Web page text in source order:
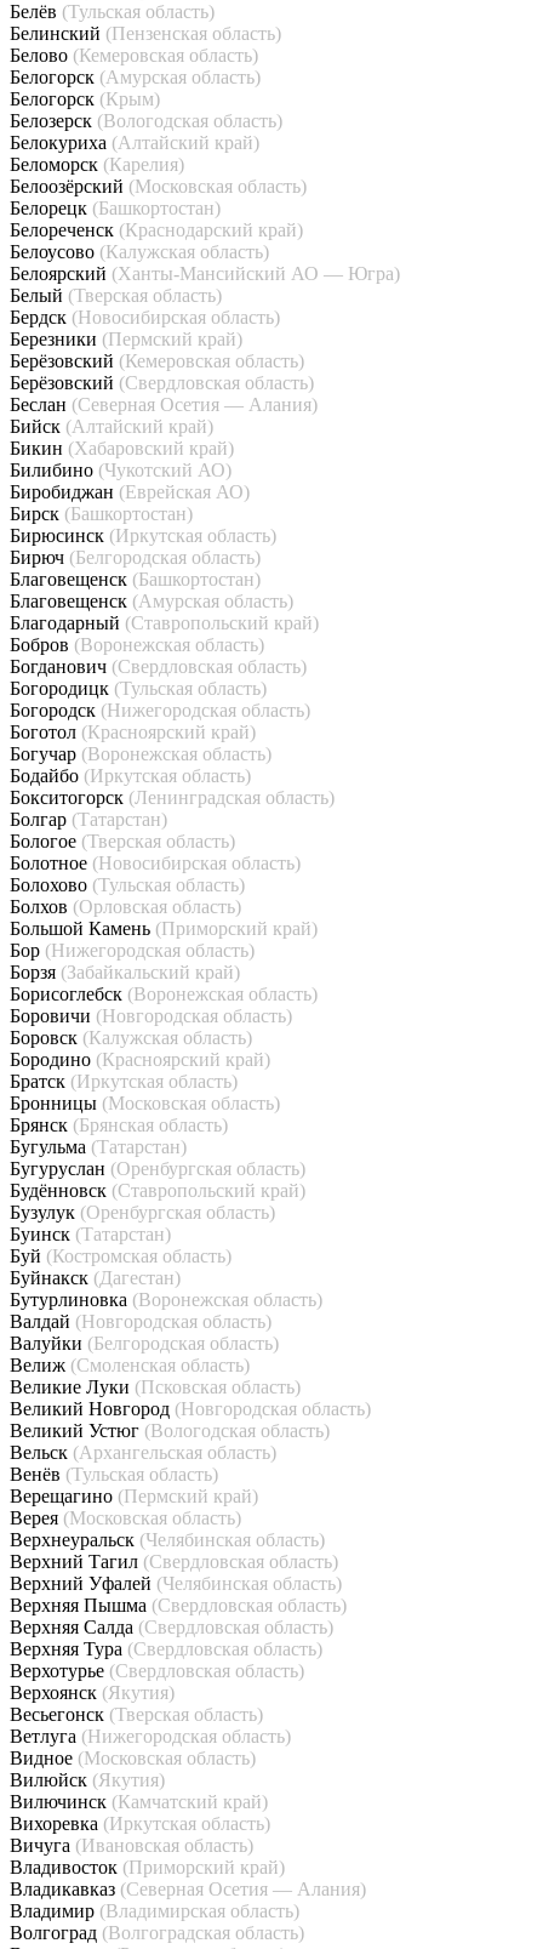
Белёв (Тульская область)
Белинский (Пензенская область)
Белово (Кемеровская область)
Белогорск (Амурская область)
Белогорск (Крым)
Белозерск (Вологодская область)
Белокуриха (Алтайский край)
Беломорск (Карелия)
Белоозёрский (Московская область)
Белорецк (Башкортостан)
Белореченск (Краснодарский край)
Белоусово (Калужская область)
Белоярский (Ханты-Мансийский АО — Югра)
Белый (Тверская область)
Бердск (Новосибирская область)
Березники (Пермский край)
Берёзовский (Кемеровская область)
Берёзовский (Свердловская область)
Беслан (Северная Осетия — Алания)
Бийск (Алтайский край)
Бикин (Хабаровский край)
Билибино (Чукотский АО)
Биробиджан (Еврейская АО)
Бирск (Башкортостан)
Бирюсинск (Иркутская область)
Бирюч (Белгородская область)
Благовещенск (Башкортостан)
Благовещенск (Амурская область)
Благодарный (Ставропольский край)
Бобров (Воронежская область)
Богданович (Свердловская область)
Богородицк (Тульская область)
Богородск (Нижегородская область)
Боготол (Красноярский край)
Богучар (Воронежская область)
Бодайбо (Иркутская область)
Бокситогорск (Ленинградская область)
Болгар (Татарстан)
Бологое (Тверская область)
Болотное (Новосибирская область)
Болохово (Тульская область)
Болхов (Орловская область)
Большой Камень (Приморский край)
Бор (Нижегородская область)
Борзя (Забайкальский край)
Борисоглебск (Воронежская область)
Боровичи (Новгородская область)
Боровск (Калужская область)
Бородино (Красноярский край)
Братск (Иркутская область)
Бронницы (Московская область)
Брянск (Брянская область)
Бугульма (Татарстан)
Бугуруслан (Оренбургская область)
Будённовск (Ставропольский край)
Бузулук (Оренбургская область)
Буинск (Татарстан)
Буй (Костромская область)
Буйнакск (Дагестан)
Бутурлиновка (Воронежская область)
Валдай (Новгородская область)
Валуйки (Белгородская область)
Велиж (Смоленская область)
Великие Луки (Псковская область)
Великий Новгород (Новгородская область)
Великий Устюг (Вологодская область)
Вельск (Архангельская область)
Венёв (Тульская область)
Верещагино (Пермский край)
Верея (Московская область)
Верхнеуральск (Челябинская область)
Верхний Тагил (Свердловская область)
Верхний Уфалей (Челябинская область)
Верхняя Пышма (Свердловская область)
Верхняя Салда (Свердловская область)
Верхняя Тура (Свердловская область)
Верхотурье (Свердловская область)
Верхоянск (Якутия)
Весьегонск (Тверская область)
Ветлуга (Нижегородская область)
Видное (Московская область)
Вилюйск (Якутия)
Вилючинск (Камчатский край)
Вихоревка (Иркутская область)
Вичуга (Ивановская область)
Владивосток (Приморский край)
Владикавказ (Северная Осетия — Алания)
Владимир (Владимирская область)
Волгоград (Волгоградская область)